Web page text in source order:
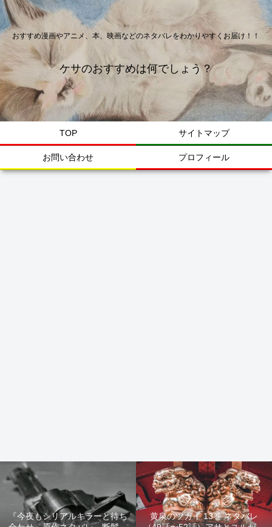
おすすめ漫画やアニメ、本、映画などのネタバレをわかりやすくお届け！！
ケサのおすすめは何でしょう？
TOP サイトマップ
お問い合わせ プロフィール
『今夜もシリアルキラーと待ち
黄泉のツガイ 13巻 ネタバレ